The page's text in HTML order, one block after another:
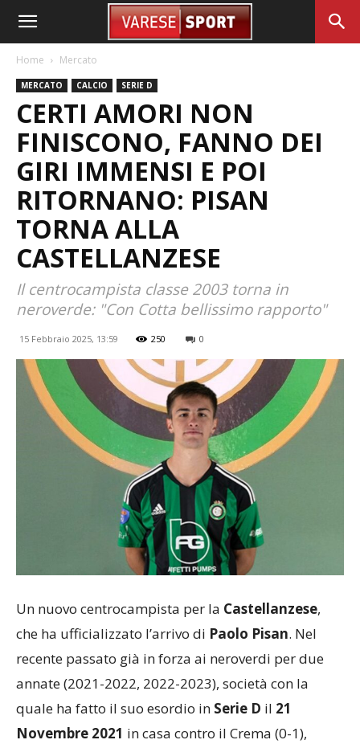
Home Mercato
MERCATO CALCIO SERIE D
CERTI AMORI NON
FINISCONO, FANNO DEI
GIRI IMMENSI E POI
RITORNANO: PISAN
TORNA ALLA
CASTELLANZESE
Il centrocampista classe 2003 torna in
neroverde: "Con Cotta bellissimo rapporto"
15 Febbraio 2025, 13:59 250 0
Un nuovo centrocampista per la Castellanzese,
che ha ufficializzato l’arrivo di Paolo Pisan. Nel
recente passato già in forza ai neroverdi per due
annate (2021-2022, 2022-2023), società con la
quale ha fatto il suo esordio in Serie D il 21
Novembre 2021 in casa contro il Crema (0-1),